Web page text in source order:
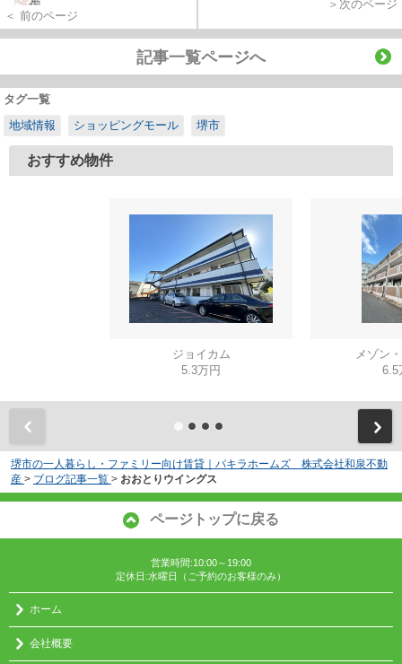
＜ 前のページ
＞次のページ
記事一覧ページへ
タグ一覧
地域情報
ショッピングモール 堺市
おすすめ物件
ジョイカム
5.3万円
メゾン
6.5
堺市の一人暮らし・ファミリー向け賃貸｜パキラホームズ 株式会社和泉不動
産 > ブログ記事一覧 > おおとりウイングス
ページトップに戻る
営業時間:10:00～19:00
定休日:水曜日（ご予約のお客様のみ）
ホーム
会社概要